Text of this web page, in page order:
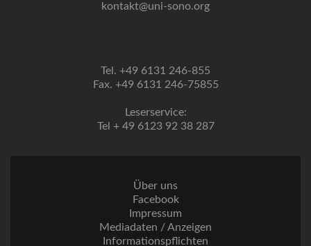
kontakt@uni-sono.org
Tel. +49 6131 246-855
Fax. +49 6131 246-75855
Leserservice:
Tel + 49 6123 92 38 287
Über uns
Facebook
Impressum
Mediadaten / Anzeigen
Informationspflichten